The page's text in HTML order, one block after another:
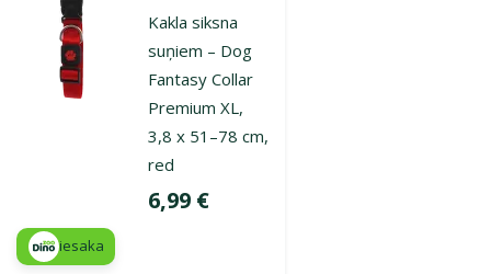
Kakla siksna
suņiem – Dog
Fantasy Collar
Premium XL,
3,8 x 51–78 cm,
red
Cena
6,99 €
iesaka